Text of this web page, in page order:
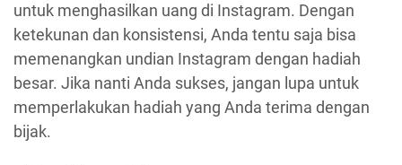
untuk menghasilkan uang di Instagram. Dengan
ketekunan dan konsistensi, Anda tentu saja bisa
memenangkan undian Instagram dengan hadiah
besar. Jika nanti Anda sukses, jangan lupa untuk
memperlakukan hadiah yang Anda terima dengan
bijak.